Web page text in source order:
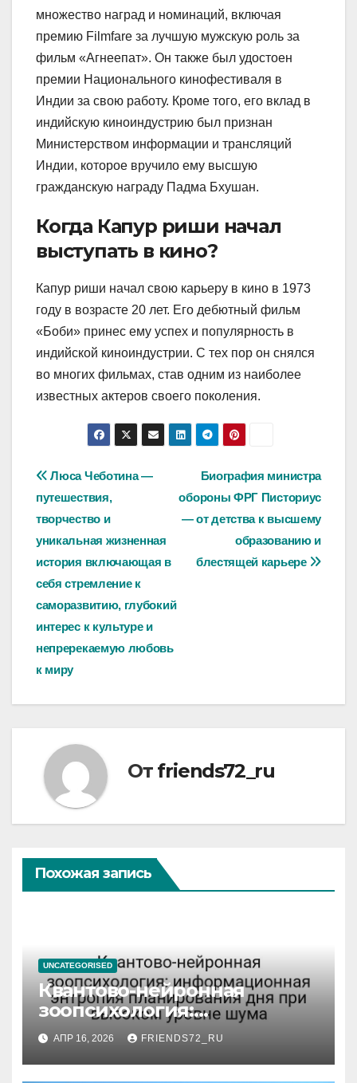
множество наград и номинаций, включая
премию Filmfare за лучшую мужскую роль за
фильм «Агнеепат». Он также был удостоен
премии Национального кинофестиваля в
Индии за свою работу. Кроме того, его вклад в
индийскую киноиндустрию был признан
Министерством информации и трансляций
Индии, которое вручило ему высшую
гражданскую награду Падма Бхушан.
Когда Капур риши начал
выступать в кино?
Капур риши начал свою карьеру в кино в 1973
году в возрасте 20 лет. Его дебютный фильм
«Боби» принес ему успех и популярность в
индийской киноиндустрии. С тех пор он снялся
во многих фильмах, став одним из наиболее
известных актеров своего поколения.
Навигация
по
записям
Биография министра
обороны ФРГ Писториус
— от детства к высшему
образованию и
блестящей карьере
Люса Чеботина —
путешествия,
творчество и
уникальная жизненная
история включающая в
себя стремление к
саморазвитию, глубокий
интерес к культуре и
непререкаемую любовь
к миру
От friends72_ru
Похожая запись
UNCATEGORISED
Квантово-нейронная
зоопсихология:
информационная энтропия
планирования дня при
высоком уровне шума
АПР 16, 2026 FRIENDS72_RU